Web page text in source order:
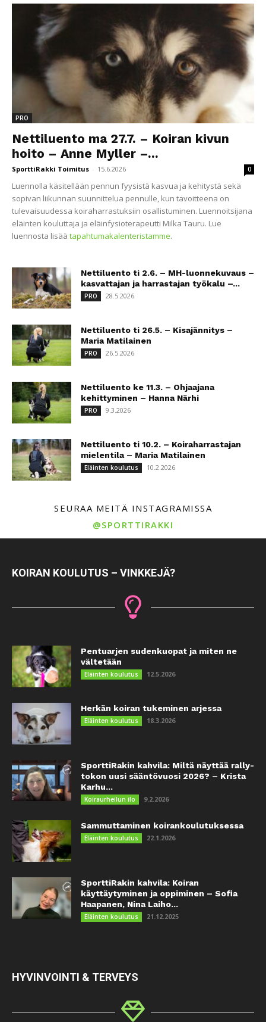
PRO
Nettiluento ma 27.7. – Koiran kivun
hoito – Anne Myller –...
SporttiRakki Toimitus - 15.6.2026 0
Luennolla käsitellään pennun fyysistä kasvua ja kehitystä sekä
sopivan liikunnan suunnittelua pennulle, kun tavoitteena on
tulevaisuudessa koiraharrastuksiin osallistuminen. Luennoitsijana
eläinten kouluttaja ja eläinfysioterapeutti Milka Tauru. Lue
luennosta lisää tapahtumakalenteristamme.
Nettiluento ti 2.6. – MH-luonnekuvaus –
kasvattajan ja harrastajan työkalu –...
PRO 28.5.2026
Nettiluento ti 26.5. – Kisajännitys –
Maria Matilainen
PRO 26.5.2026
Nettiluento ke 11.3. – Ohjaajana
kehittyminen – Hanna Närhi
PRO 9.3.2026
Nettiluento ti 10.2. – Koiraharrastajan
mielentila – Maria Matilainen
Eläinten koulutus 10.2.2026
SEURAA MEITÄ INSTAGRAMISSA
@SPORTTIRAKKI
KOIRAN KOULUTUS – VINKKEJÄ?
Pentuarjen sudenkuopat ja miten ne
vältetään
Eläinten koulutus 12.5.2026
Herkän koiran tukeminen arjessa
Eläinten koulutus 18.3.2026
SporttiRakin kahvila: Miltä näyttää rally-
tokon uusi sääntövuosi 2026? – Krista
Karhu...
Koiraurheilun ilo 9.2.2026
Sammuttaminen koirankoulutuksessa
Eläinten koulutus 22.1.2026
SporttiRakin kahvila: Koiran
käyttäytyminen ja oppiminen – Sofia
Haapanen, Nina Laiho...
Eläinten koulutus 21.12.2025
HYVINVOINTI & TERVEYS